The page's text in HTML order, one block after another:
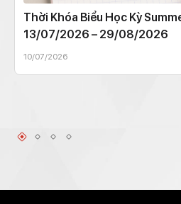
Thời Khóa Biểu Học Kỳ
13/07/2026 – 29/08/2026
10/07/2026